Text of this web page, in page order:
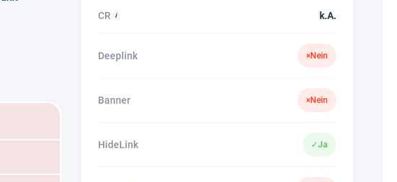
CR k.A.
Deeplink ×Nein
Banner ×Nein
HideLink ✓Ja